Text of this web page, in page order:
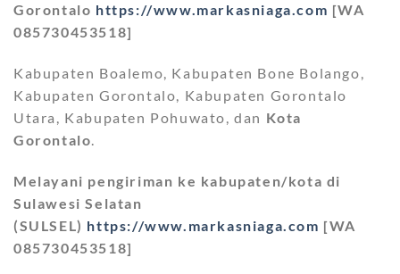
Gorontalo https://www.markasniaga.com [WA
085730453518]
Kabupaten Boalemo, Kabupaten Bone Bolango,
Kabupaten Gorontalo, Kabupaten Gorontalo
Utara, Kabupaten Pohuwato, dan Kota
Gorontalo
Melayani pengiriman ke kabupaten/kota di
Sulawesi Selatan
(SULSEL) https://www.markasniaga.com [WA
085730453518]